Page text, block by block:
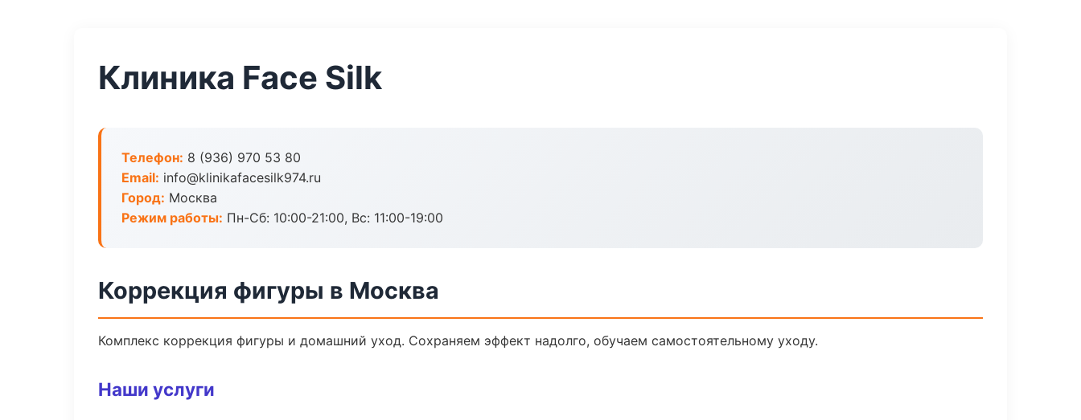
Клиника Face Silk
Телефон: 8 (936) 970 53 80
Email: info@klinikafacesilk974.ru
Город: Москва
Режим работы: Пн-Сб: 10:00-21:00, Вс: 11:00-19:00
Коррекция фигуры в Москва
Комплекс коррекция фигуры и домашний уход. Сохраняем эффект надолго, обучаем самостоятельному уходу.
Наши услуги